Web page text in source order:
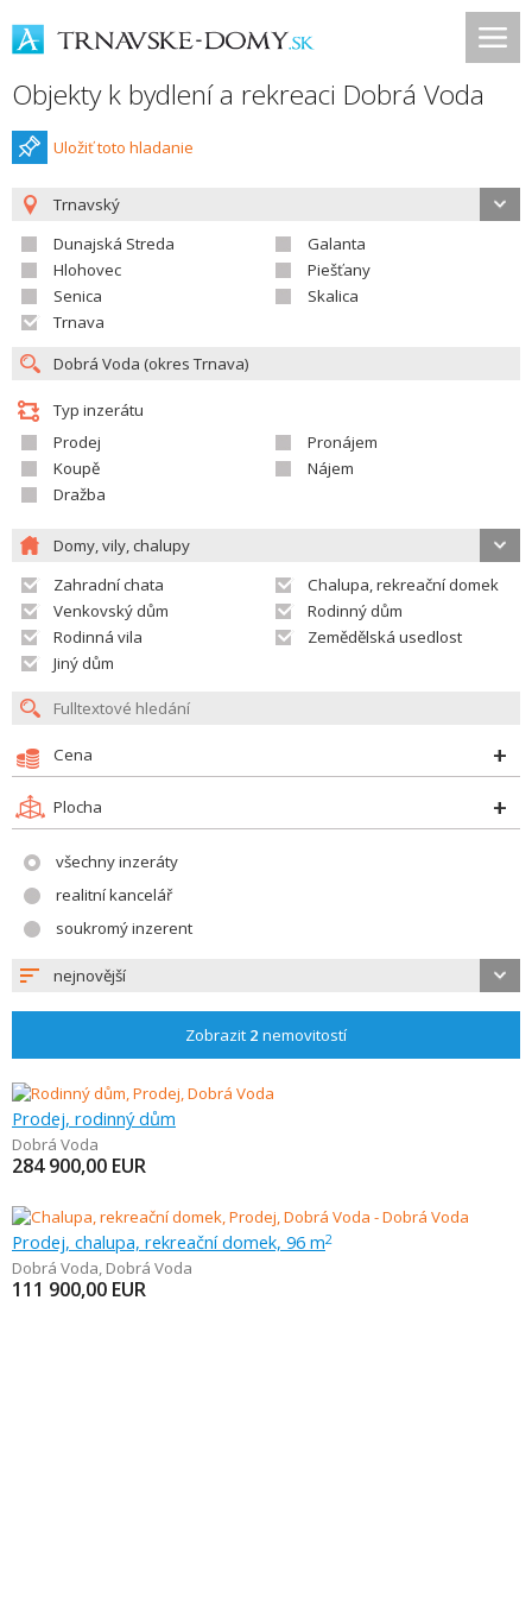
Objekty k bydlení a rekreaci Dobrá Voda
Uložiť toto hladanie
Trnavský
Dunajská Streda
Galanta
Hlohovec
Piešťany
Senica
Skalica
Trnava
Typ inzerátu
Prodej
Pronájem
Koupě
Nájem
Dražba
Domy, vily, chalupy
Zahradní chata
Chalupa, rekreační domek
Venkovský dům
Rodinný dům
Rodinná vila
Zemědělská usedlost
Jiný dům
Cena
Plocha
všechny inzeráty
realitní kancelář
soukromý inzerent
nejnovější
Zobrazit 2 nemovitostí
Prodej, rodinný dům
Dobrá Voda
284 900,00 EUR
Prodej, chalupa, rekreační domek, 96 m2
Dobrá Voda, Dobrá Voda
111 900,00 EUR